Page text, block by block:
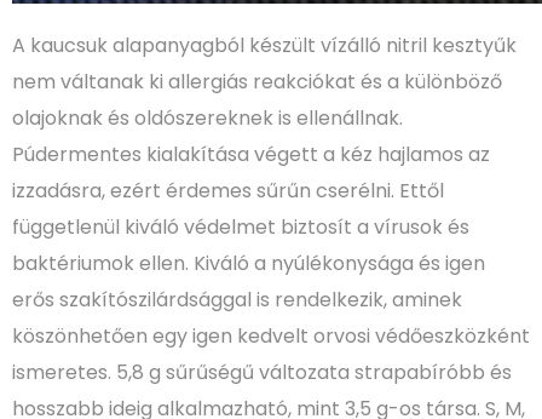
A kaucsuk alapanyagból készült vízálló nitril kesztyűk
nem váltanak ki allergiás reakciókat és a különböző
olajoknak és oldószereknek is ellenállnak.
Púdermentes kialakítása végett a kéz hajlamos az
izzadásra, ezért érdemes sűrűn cserélni. Ettől
függetlenül kiváló védelmet biztosít a vírusok és
baktériumok ellen. Kiváló a nyúlékonysága és igen
erős szakítószilárdsággal is rendelkezik, aminek
köszönhetően egy igen kedvelt orvosi védőeszközként
ismeretes. 5,8 g sűrűségű változata strapabíróbb és
hosszabb ideig alkalmazható, mint 3,5 g-os társa. S, M,